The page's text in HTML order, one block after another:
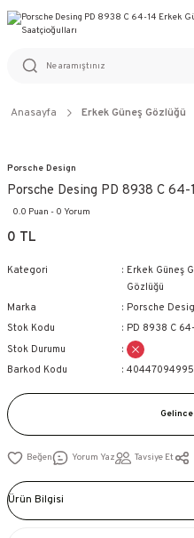
%100 ORİJİNAL
Anasayfa Erkek Güneş Gözlüğü
Porsche Design
Porsche Desing PD 8938 C 64-
0.0 Puan - 0 Yorum
0 TL
Kategori Erkek Güneş
Gözlüğü
Marka
Porsche
Stok Kodu
PD 8938 C
Stok Durumu
Barkod Kodu
Yorum Yaz Tavsiye Et
Ürün Bilgisi